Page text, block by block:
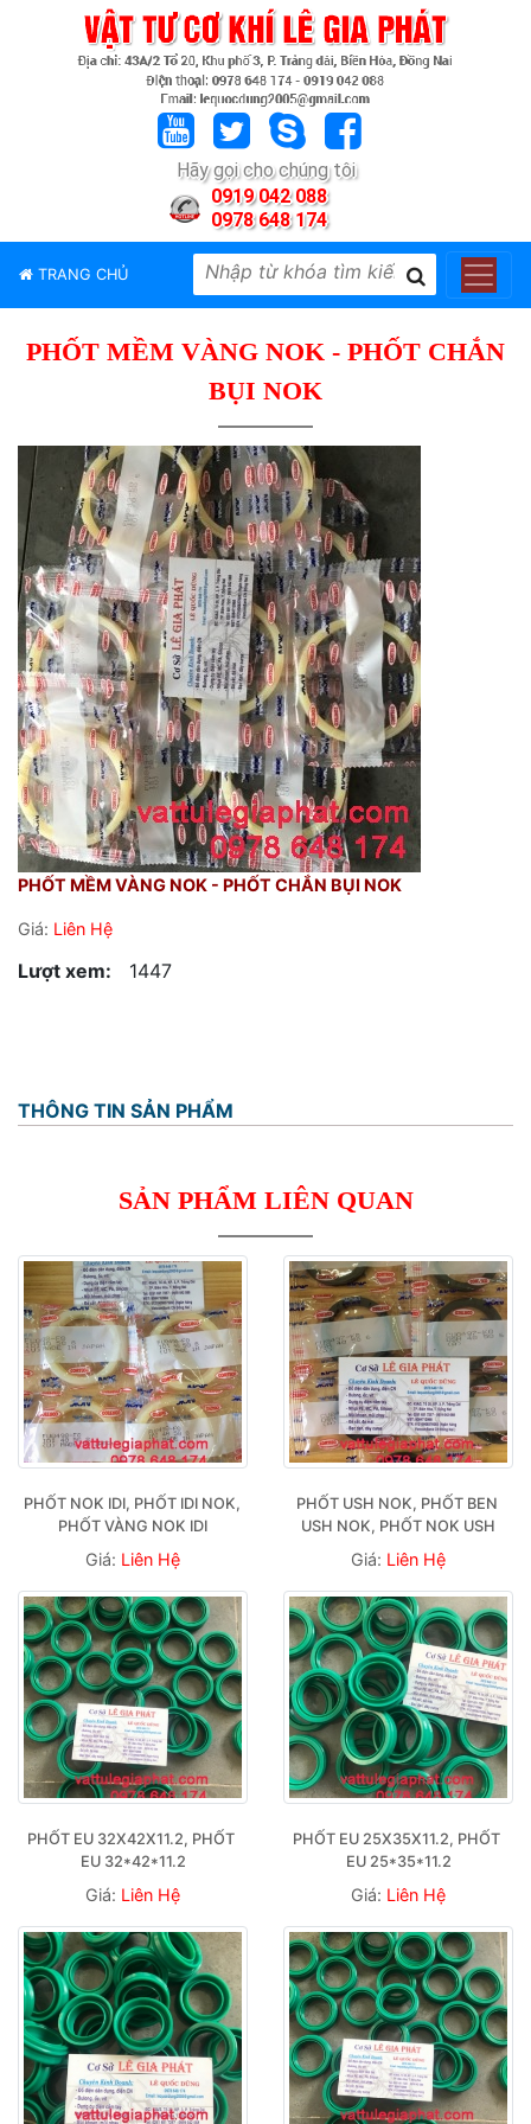
Hãy gọi cho chúng tôi
0919 042 088
0978 648 174
TRANG CHỦ
PHẨM
HIỆU
TIN
PHỐT MỀM VÀNG NOK - PHỐT CHẮN
BỤI NOK
PHỐT MỀM VÀNG NOK - PHỐT CHẮN BỤI NOK
Giá: Liên Hệ
Lượt xem: 1447
THÔNG TIN SẢN PHẨM
SẢN PHẨM LIÊN QUAN
PHỐT NOK IDI, PHỐT IDI NOK,
PHỐT VÀNG NOK IDI
Giá: Liên Hệ
PHỐT USH NOK, PHỐT BEN
USH NOK, PHỐT NOK USH
Giá: Liên Hệ
PHỐT EU 32X42X11.2, PHỐT
EU 32*42*11.2
Giá: Liên Hệ
PHỐT EU 25X35X11.2, PHỐT
EU 25*35*11.2
Giá: Liên Hệ